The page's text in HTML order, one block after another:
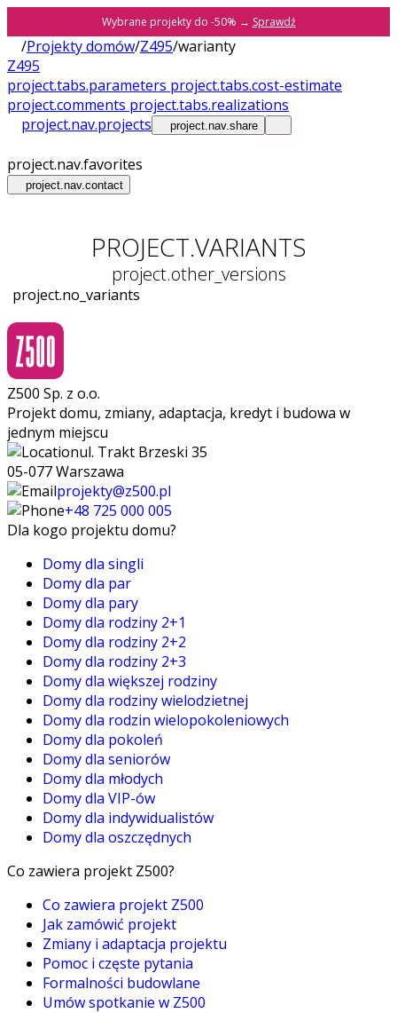
Wybrane projekty do -50% → Sprawdź
/Projekty domów/Z495/warianty
Z495
project.tabs.parameters project.tabs.cost-estimate
project.comments project.tabs.realizations
project.nav.projects
project.nav.share
project.nav.favorites
project.nav.contact
PROJECT.VARIANTS
project.other_versions
project.no_variants
Z500 Sp. z o.o.
Projekt domu, zmiany, adaptacja, kredyt i budowa w
jednym miejscu
ul. Trakt Brzeski 35
05-077 Warszawa
projekty@z500.pl
+48 725 000 005
Dla kogo projektu domu?
Domy dla singli
Domy dla par
Domy dla pary
Domy dla rodziny 2+1
Domy dla rodziny 2+2
Domy dla rodziny 2+3
Domy dla większej rodziny
Domy dla rodziny wielodzietnej
Domy dla rodzin wielopokoleniowych
Domy dla pokoleń
Domy dla seniorów
Domy dla młodych
Domy dla VIP-ów
Domy dla indywidualistów
Domy dla oszczędnych
Co zawiera projekt Z500?
Co zawiera projekt Z500
Jak zamówić projekt
Zmiany i adaptacja projektu
Pomoc i częste pytania
Formalności budowlane
Umów spotkanie w Z500